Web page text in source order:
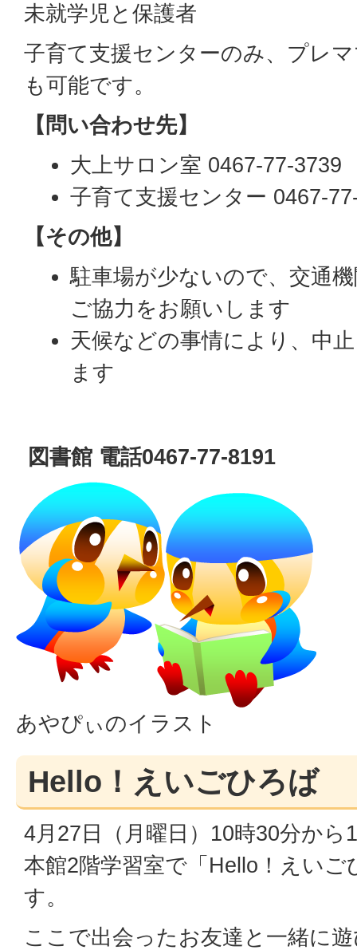
未就学児と保護者
子育て支援センターのみ、プレ
も可能です。
【問い合わせ先】
大上サロン室 0467-77-3739
子育て支援センター 0467-
【その他】
駐車場が少ないので、交通
ご協力をお願いします
天候などの事情により、中
ます
図書館 電話0467-77-8191
あやぴぃのイラスト
Hello！えいごひろば
4月27日（月曜日）10時30分から
本館2階学習室で「Hello！えい
す。
ここで出会ったお友達と一緒に